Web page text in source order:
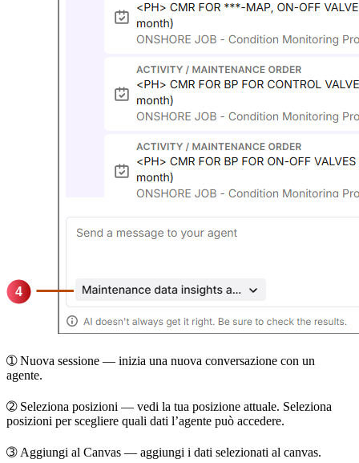
➀Nuova sessione — inizia una nuova conversazione con un
agente.
➁ Seleziona posizioni — vedi la tua posizione attuale. Seleziona
posizioni per scegliere quali dati l’agente può accedere.
➂ Aggiungi al Canvas — aggiungi i dati selezionati al canvas.